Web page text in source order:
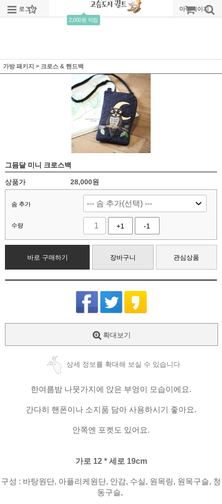
로그인 회원가입
2,000원 적립
주문조회 마이페이지
가방 패키지 > 크로스 & 핸드백
그믐달 미니 크로스백
상품가 28,000원
솜 추가
수량 +1 -1
바로 구매하기 장바구니 관심상품
확대보기
상세 정보를 확대해 보실 수 있습니다
한여름밤 나뭇가지에 앉은 부엉이 모습이에요.
간다히 핸폰이나 소지품 담아 사용하시기 좋아요.
안쪽엔 포켓도 있어요.
가로 12 * 세로 19cm
구성 : 바탕원단, 아플리케원단, 안감, 수실, 원목링, 원목구슬, 청
동구슬,